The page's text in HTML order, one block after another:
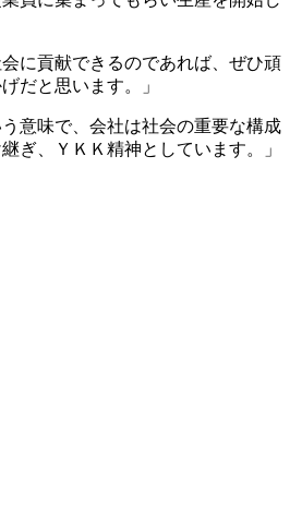
に貢献できるのであれば、ぜひ頑
だと思います。」
意味で、会社は社会の重要な構成
ぎ、ＹＫＫ精神としています。」